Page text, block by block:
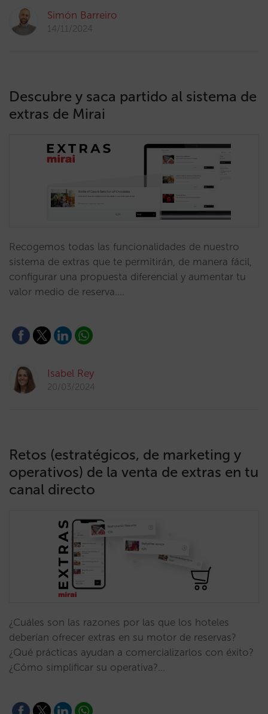
Simón Barreiro
14/11/2024
Descubre y saca partido al sistema de
extras de Mirai
Recogemos todas las funcionalidades de nuestro
sistema de extras que te permitirán, de manera fácil,
configurar una propuesta diferencial y aumentar tu
valor medio de reserva.…
Isabel Rey
20/03/2024
Retos (estratégicos, de marketing y
operativos) de la venta de extras en tu
canal directo
¿Cuáles son las razones por las que los hoteles
deberían ofrecer extras en su motor de reservas?
¿Qué prácticas ayudan a comercializarlos con éxito?
¿Cómo simplificar su operativa?…